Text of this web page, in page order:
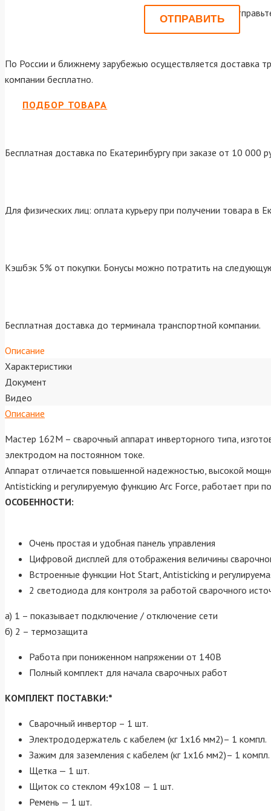
Или
По России и ближнему зарубежью осуществляется доставка
компании бесплатно.
ПОДБОР ТОВАРА
Бесплатная доставка по Екатеринбургу при заказе от 10 000
Для физических лиц: оплата курьеру при получении товара в
Кэшбэк 5% от покупки. Бонусы можно потратить на
Бесплатная доставка до терминала транспортной компании.
Описание
Характеристики
Документ
Видео
Описание
Мастер 162М – сварочный аппарат инверторного типа,
электродом на постоянном токе.
Аппарат отличается повышенной надежностью, высокой
Antisticking и регулируемую функцию Arc Force, работает при
ОСОБЕННОСТИ:
Очень простая и удобная панель управления
Цифровой дисплей для отображения величины
Встроенные функции Hot Start, Antisticking и
2 светодиода для контроля за работой сварочного
а) 1 – показывает подключение / отключение сети
б) 2 – термозащита
Работа при пониженном напряжении от 140В
Полный комплект для начала сварочных работ
КОМПЛЕКТ ПОСТАВКИ:*
Сварочный инвертор – 1 шт.
Электрододержатель с кабелем (кг 1х16 мм2)– 1 компл.
Зажим для заземления с кабелем (кг 1х16 мм2)– 1 компл.
Щетка — 1 шт.
Щиток со стеклом 49х108 — 1 шт.
Ремень — 1 шт.